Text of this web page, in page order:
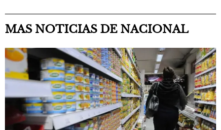
MAS NOTICIAS DE NACIONAL